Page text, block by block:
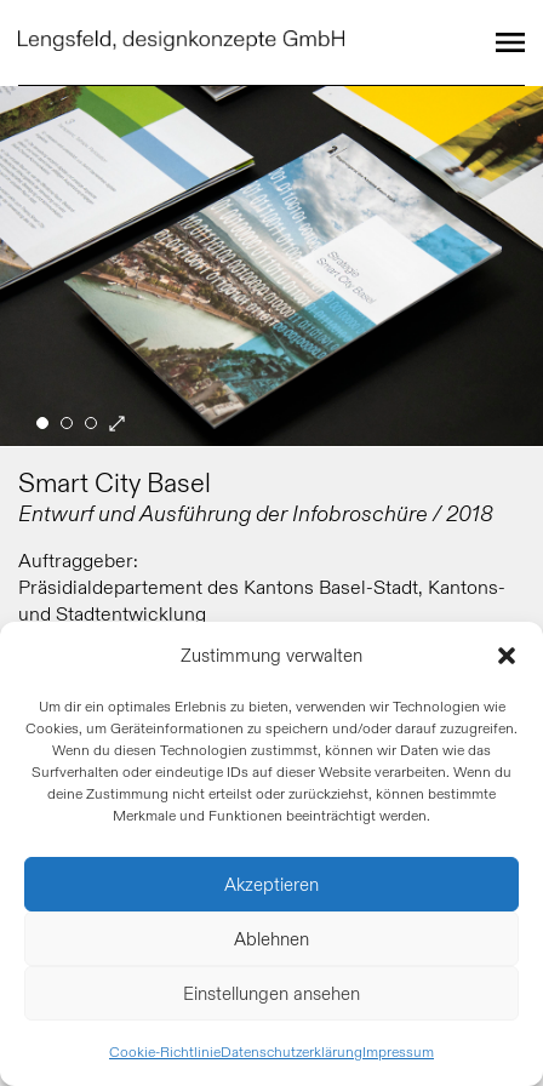
Zustimmung verwalten
Um dir ein optimales Erlebnis zu bieten, verwenden wir Technologien wie
Cookies, um Geräteinformationen zu speichern und/oder darauf zuzugreifen.
Wenn du diesen Technologien zustimmst, können wir Daten wie das
Surfverhalten oder eindeutige IDs auf dieser Website verarbeiten. Wenn du
deine Zustimmung nicht erteilst oder zurückziehst, können bestimmte
Merkmale und Funktionen beeinträchtigt werden.
Akzeptieren
Ablehnen
Einstellungen ansehen
Cookie-RichtlinieDatenschutzerklärungImpressum
Smart City Basel
Entwurf und Ausführung der Infobroschüre / 2018
Auftraggeber:
Präsidialdepartement des Kantons Basel-Stadt, Kantons-
und Stadtentwicklung
Zurück